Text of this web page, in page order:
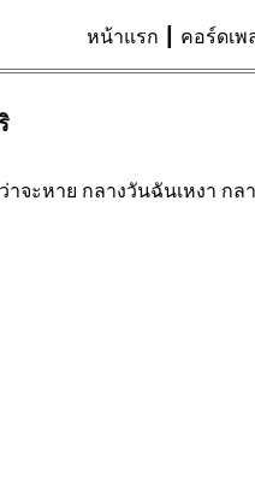
หน้าแรก คอร์ดเพ
จะหาย กลางวันฉันเหงา ก